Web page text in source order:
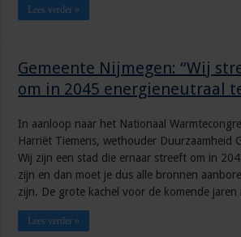
Lees verder »
Gemeente Nijmegen: “Wij
om in 2045 energieneutraal
In aanloop naar het Nationaal
Harriët Tiemens, wethouder Duurzaamheid
Wij zijn een stad die ernaar streeft om in
zijn en dan moet je dus alle bronnen
zijn. De grote kachel voor de komende jaren
Lees verder »